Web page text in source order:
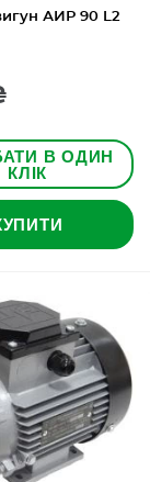
АИР 90 L2
В ОДИН
КЛІК